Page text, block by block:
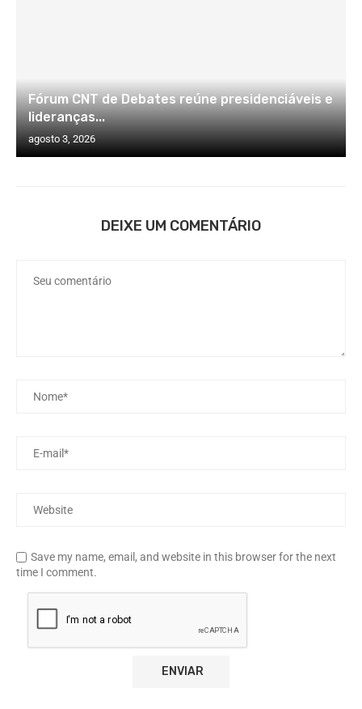
Fórum CNT de Debates reúne presidenciáveis e
lideranças...
agosto 3, 2026
DEIXE UM COMENTÁRIO
Save my name, email, and website in this browser for the next
time I comment.